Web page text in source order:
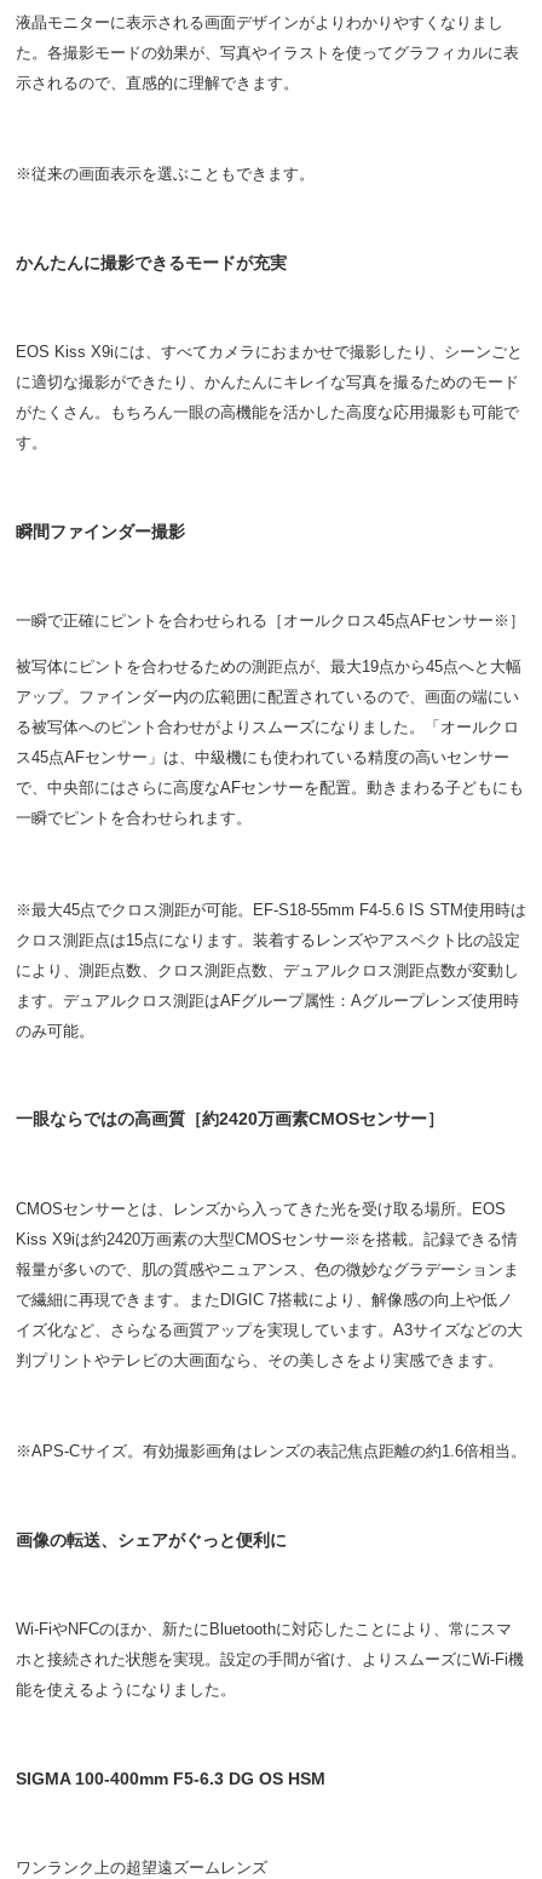
液晶モニターに表示される画面デザインがよりわかりやすくなりまし
た。各撮影モードの効果が、写真やイラストを使ってグラフィカルに表
示されるので、直感的に理解できます。
※従来の画面表示を選ぶこともできます。
かんたんに撮影できるモードが充実
EOS Kiss X9iには、すべてカメラにおまかせで撮影したり、シーンごと
に適切な撮影ができたり、かんたんにキレイな写真を撮るためのモード
がたくさん。もちろん一眼の高機能を活かした高度な応用撮影も可能で
す。
瞬間ファインダー撮影
一瞬で正確にピントを合わせられる［オールクロス45点AFセンサー※］
被写体にピントを合わせるための測距点が、最大19点から45点へと大幅
アップ。ファインダー内の広範囲に配置されているので、画面の端にい
る被写体へのピント合わせがよりスムーズになりました。「オールクロ
ス45点AFセンサー」は、中級機にも使われている精度の高いセンサー
で、中央部にはさらに高度なAFセンサーを配置。動きまわる子どもにも
一瞬でピントを合わせられます。
※最大45点でクロス測距が可能。EF-S18-55mm F4-5.6 IS STM使用時は
クロス測距点は15点になります。装着するレンズやアスペクト比の設定
により、測距点数、クロス測距点数、デュアルクロス測距点数が変動し
ます。デュアルクロス測距はAFグループ属性：Aグループレンズ使用時
のみ可能。
一眼ならではの高画質［約2420万画素CMOSセンサー］
CMOSセンサーとは、レンズから入ってきた光を受け取る場所。EOS
Kiss X9iは約2420万画素の大型CMOSセンサー※を搭載。記録できる情
報量が多いので、肌の質感やニュアンス、色の微妙なグラデーションま
で繊細に再現できます。またDIGIC 7搭載により、解像感の向上や低ノ
イズ化など、さらなる画質アップを実現しています。A3サイズなどの大
判プリントやテレビの大画面なら、その美しさをより実感できます。
※APS-Cサイズ。有効撮影画角はレンズの表記焦点距離の約1.6倍相当。
画像の転送、シェアがぐっと便利に
Wi-FiやNFCのほか、新たにBluetoothに対応したことにより、常にスマ
ホと接続された状態を実現。設定の手間が省け、よりスムーズにWi-Fi機
能を使えるようになりました。
SIGMA 100-400mm F5-6.3 DG OS HSM
ワンランク上の超望遠ズームレンズ